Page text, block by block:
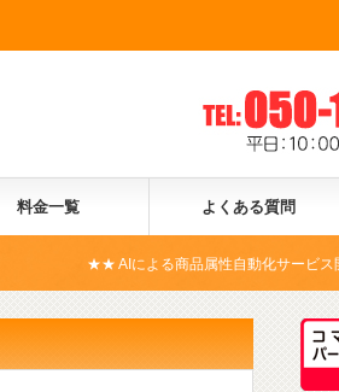
料金一覧 よくある質問
★★ AIによる商品属性自動化サービス開始 ★★